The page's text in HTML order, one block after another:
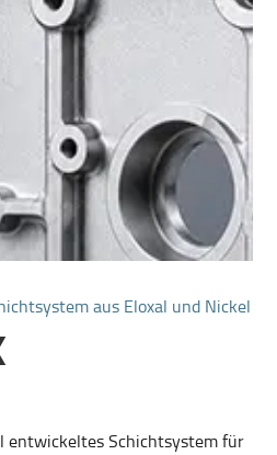
aus Eloxal und Nickel
entwickeltes Schichtsystem für